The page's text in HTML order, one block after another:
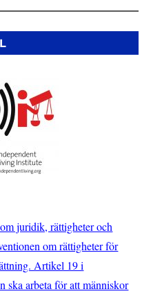
juridik, rättigheter och
om rättigheter för
Artikel 19 i
ska arbeta för att människor